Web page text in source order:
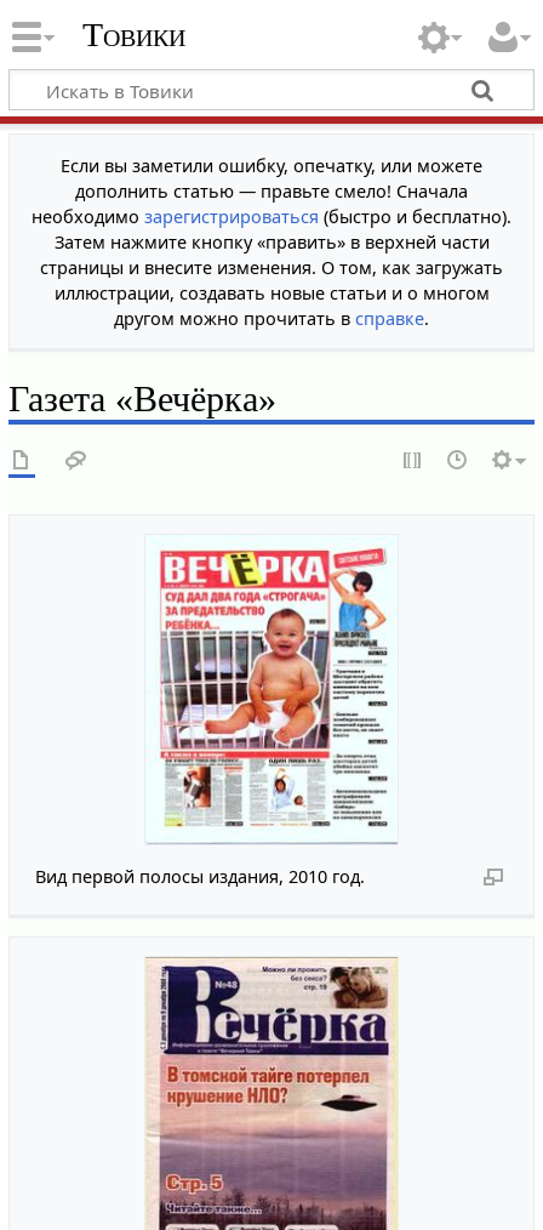
Товики
Если вы заметили ошибку, опечатку, или можете
дополнить статью — правьте смело! Сначала
необходимо зарегистрироваться (быстро и бесплатно).
Затем нажмите кнопку «править» в верхней части
страницы и внесите изменения. О том, как загружать
иллюстрации, создавать новые статьи и о многом
другом можно прочитать в справке.
Газета «Вечёрка»
Вид первой полосы издания, 2010 год.